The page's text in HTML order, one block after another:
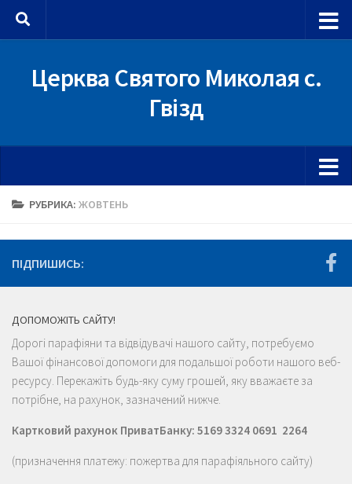
Skip to content
Церква Святого Миколая с.
Гвізд
РУБРИКА: ЖОВТЕНЬ
ПІДПИШИСЬ:
ДОПОМОЖІТЬ САЙТУ!
Дорогі парафіяни та відвідувачі нашого сайту, потребуємо
Вашої фінансової допомоги для подальшої роботи нашого веб-
ресурсу. Перекажіть будь-яку суму грошей, яку вважаєте за
потрібне, на рахунок, зазначений нижче.
Картковий рахунок ПриватБанку: 5169 3324 0691 2264
(призначення платежу: пожертва для парафіяльного сайту)